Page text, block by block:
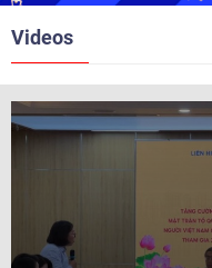
Videos